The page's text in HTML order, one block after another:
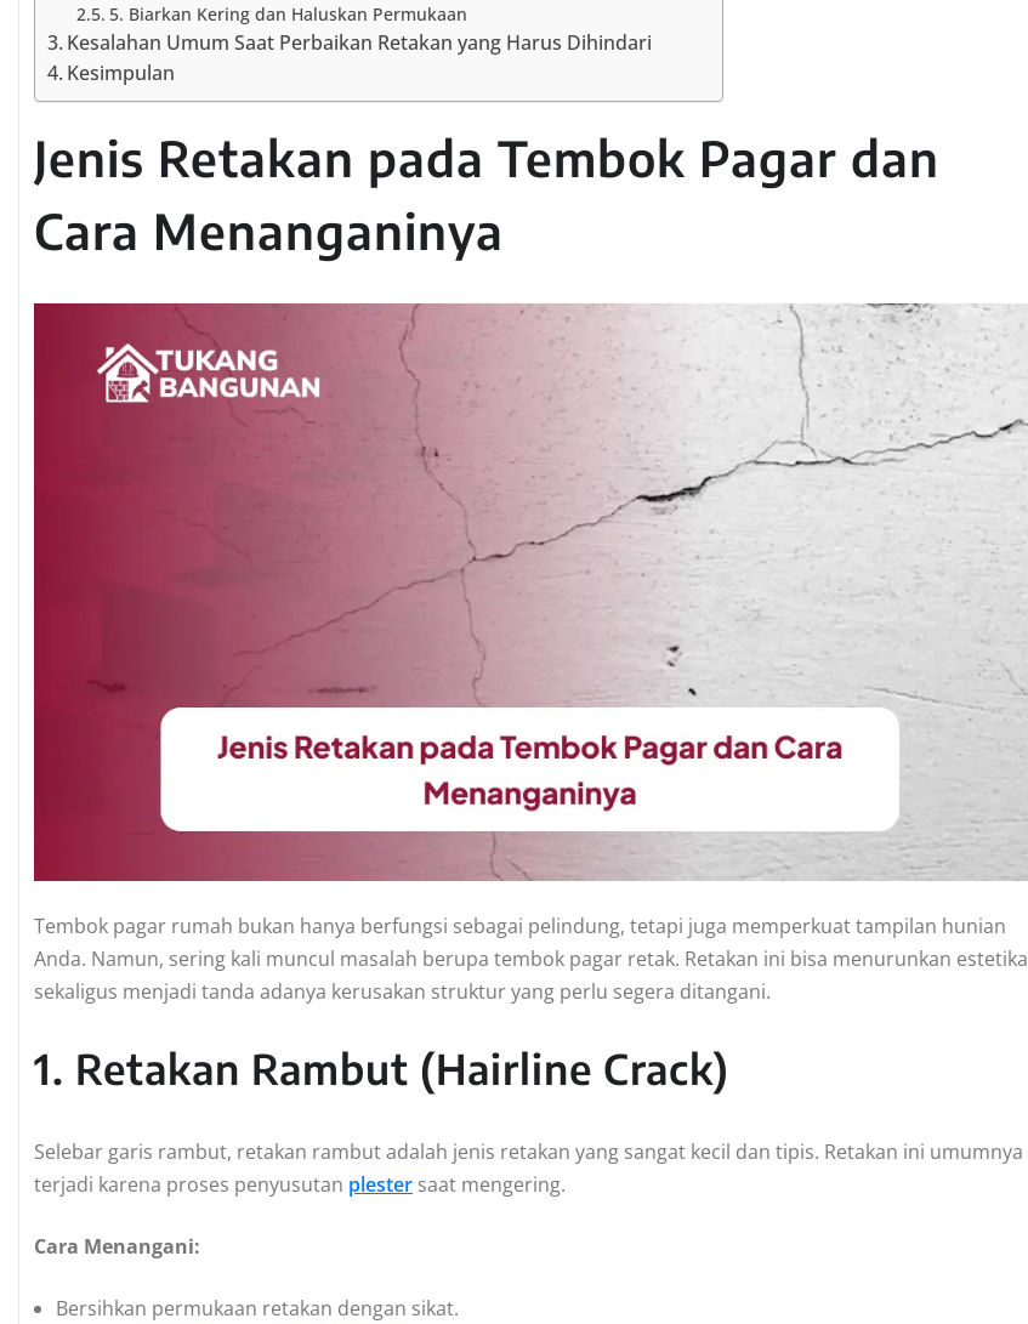
5. Biarkan Kering dan Haluskan Permukaan
Kesalahan Umum Saat Perbaikan Retakan yang Harus Dihindari
Kesimpulan
Jenis Retakan pada Tembok Pagar dan
Cara Menanganinya
Tembok pagar rumah bukan hanya berfungsi sebagai pelindung, tetapi juga memperkuat tampilan hunian
Anda. Namun, sering kali muncul masalah berupa tembok pagar retak. Retakan ini bisa menurunkan estetika
sekaligus menjadi tanda adanya kerusakan struktur yang perlu segera ditangani.
1. Retakan Rambut (Hairline Crack)
Selebar garis rambut, retakan rambut adalah jenis retakan yang sangat kecil dan tipis. Retakan ini umumnya
terjadi karena proses penyusutan plester saat mengering.
Cara Menangani:
Bersihkan permukaan retakan dengan sikat.